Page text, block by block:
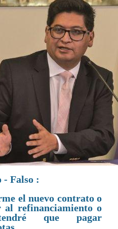
- Falso :
el nuevo contrato o
al refinanciamiento o
tendré que pagar